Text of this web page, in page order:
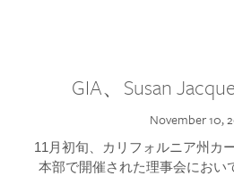
GIA、Susan
November 10,
11月初旬、カリフォルニア州カ
本部で開催された理事会におい